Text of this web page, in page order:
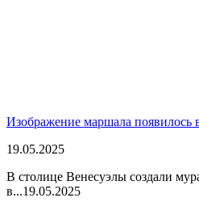
Изображение маршала появилось
19.05.2025
В столице Венесуэлы создали
в...19.05.2025